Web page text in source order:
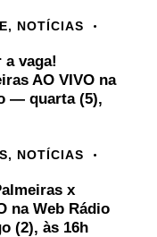
NOTÍCIAS
a vaga!
AO VIVO na
— quarta (5),
NOTÍCIAS
x
na Web Rádio
(2), às 16h